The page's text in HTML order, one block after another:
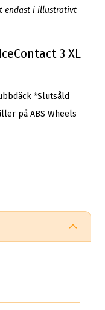
endast i illustrativt
3 XL
*Slutsåld
på ABS Wheels